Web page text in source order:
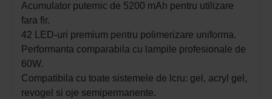
Acumulator puternic de 5200 mAh pentru utilizare
fara fir.
42 LED-uri premium pentru polimerizare uniforma.
Performanta comparabila cu lampile profesionale de
60W.
Compatibila cu toate sistemele de lcru: gel, acryl gel,
revogel si oje semipermanente.